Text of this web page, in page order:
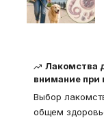
Лакомства
внимание при
Выбор
общем